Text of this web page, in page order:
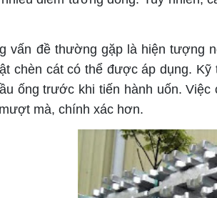
đề thường gặp là hiện tượng
chèn cát có thể được áp dụng.
ống trước khi tiến hành uốn.
mà, chính xác hơn.